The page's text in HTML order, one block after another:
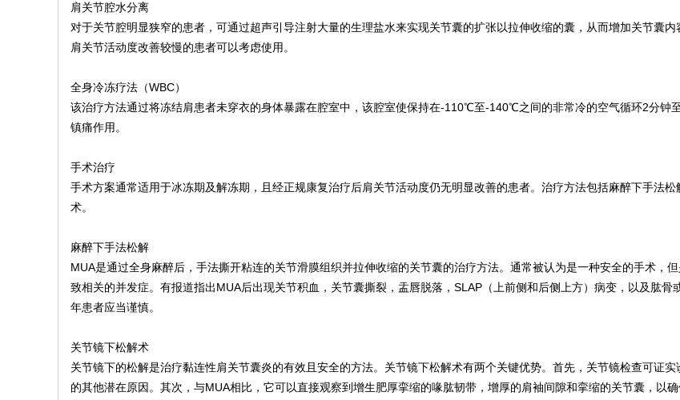
肩关节腔水分离
对于关节腔明显狭窄的患者，可通过超声引导注射大量的生理盐水来实现关节囊的扩张以拉伸收缩的囊，从而增加关节囊
肩关节活动度改善较慢的患者可以考虑使用。
全身冷冻疗法（WBC）
该治疗方法通过将冻结肩患者未穿衣的身体暴露在腔室中，该腔室使保持在-110℃至-140℃之间的非常冷的空气循环2分钟
镇痛作用。
手术治疗
手术方案通常适用于冰冻期及解冻期，且经正规康复治疗后肩关节活动度仍无明显改善的患者。治疗方法包括麻醉下手法
术。
麻醉下手法松解
MUA是通过全身麻醉后，手法撕开粘连的关节滑膜组织并拉伸收缩的关节囊的治疗方法。通常被认为是一种安全的手术，
致相关的并发症。有报道指出MUA后出现关节积血，关节囊撕裂，盂唇脱落，SLAP（上前侧和后侧上方）病变，以及肱骨
年患者应当谨慎。
关节镜下松解术
关节镜下的松解是治疗黏连性肩关节囊炎的有效且安全的方法。关节镜下松解术有两个关键优势。首先，关节镜检查可证
的其他潜在原因。其次，与MUA相比，它可以直接观察到增生肥厚挛缩的喙肱韧带，增厚的肩袖间隙和挛缩的关节囊，以